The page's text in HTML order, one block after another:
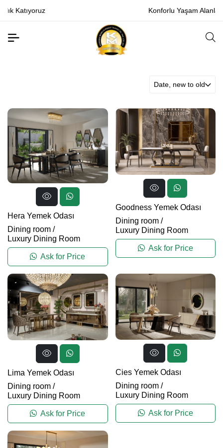
Konforlu Yaşam Alanları Tasarlıyoruz
Date, new to old
Hera Yemek Odası
Dining room /
Luxury Dining Room
Ask for Price
Goodness Yemek Odası
Dining room/
Luxury Dining Room
Ask for Price
Lima Yemek Odası
Dining room /
Luxury Dining Room
Ask for Price
Cies Yemek Odası
Dining room/
Luxury Dining Room
Ask for Price